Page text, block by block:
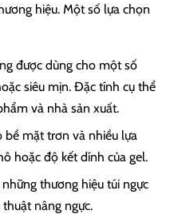
hiệu. Một số lựa chọn
được dùng cho một số
siêu mịn. Đặc tính cụ thể
và nhà sản xuất.
bề mặt trơn và nhiều lựa
hoặc độ kết dính của gel.
thương hiệu túi ngực
nâng ngực.